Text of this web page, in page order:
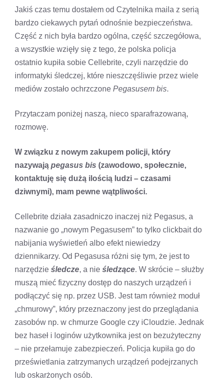
Jakiś czas temu dostałem od Czytelnika maila z serią
bardzo ciekawych pytań odnośnie bezpieczeństwa.
Część z nich była bardzo ogólna, część szczegółowa,
a wszystkie wzięły się z tego, że polska policja
ostatnio kupiła sobie Cellebrite, czyli narzędzie do
informatyki śledczej, które nieszczęśliwie przez wiele
mediów zostało ochrzczone Pegasusem bis.
Przytaczam poniżej naszą, nieco sparafrazowaną,
rozmowę.
W związku z nowym zakupem policji, który
nazywają pegasus bis (zawodowo, społecznie,
kontaktuję się dużą ilością ludzi – czasami
dziwnymi), mam pewne wątpliwości.
Cellebrite działa zasadniczo inaczej niż Pegasus, a
nazwanie go „nowym Pegasusem” to tylko clickbait do
nabijania wyświetleń albo efekt niewiedzy
dziennikarzy. Od Pegasusa różni się tym, że jest to
narzędzie śledcze, a nie śledzące. W skrócie – służby
muszą mieć fizyczny dostęp do naszych urządzeń i
podłączyć się np. przez USB. Jest tam również moduł
„chmurowy”, który przeznaczony jest do przeglądania
zasobów np. w chmurze Google czy iCloudzie. Jednak
bez haseł i loginów użytkownika jest on bezużyteczny
– nie przełamuje zabezpieczeń. Policja kupiła go do
prześwietlania zatrzymanych urządzeń podejrzanych
lub oskarżonych osób.